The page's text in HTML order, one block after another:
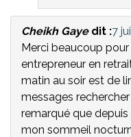
Cheikh Gaye dit :7
Merci beaucoup pour
entrepreneur en
matin au soir est de
messages rechercher
remarqué que depuis
mon sommeil